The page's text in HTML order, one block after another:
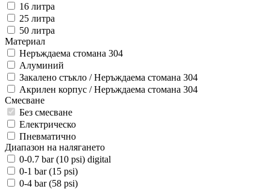
16 литра
25 литра
50 литра
Материал
Неръждаема стомана 304
Алуминий
Закалено стъкло / Неръждаема стомана 304
Акрилен корпус / Неръждаема стомана 304
Смесване
Без смесване
Електрическо
Пневматично
Диапазон на налягането
0-0.7 bar (10 psi) digital
0-1 bar (15 psi)
0-4 bar (58 psi)